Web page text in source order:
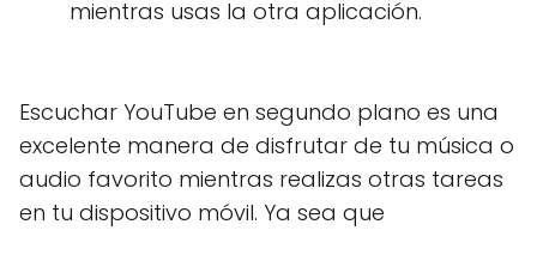
mientras usas la otra aplicación.
Escuchar YouTube en segundo plano es una
excelente manera de disfrutar de tu música o
audio favorito mientras realizas otras tareas
en tu dispositivo móvil. Ya sea que